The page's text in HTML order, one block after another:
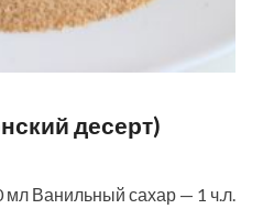
десерт)
Ванильный сахар — 1 ч.л.